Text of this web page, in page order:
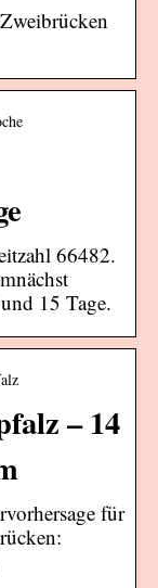
66482.
15 Tage.
– 14
für